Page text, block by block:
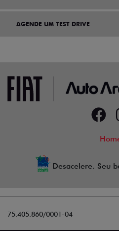
AGENDE UM TEST DRIVE
Desacelere. Seu
75.405.860/0001-04